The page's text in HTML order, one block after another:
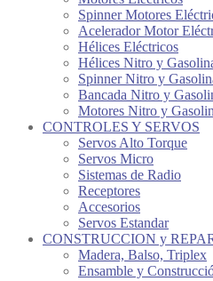
Spinner Motores
Acelerador Motor
Hélices Eléctricos
Hélices Nitro y
Spinner Nitro y
Bancada Nitro y
Motores Nitro y
CONTROLES Y SERVOS
Servos Alto Torque
Servos Micro
Sistemas de Radio
Receptores
Accesorios
Servos Estandar
CONSTRUCCION y
Madera, Balso, Triplex
Ensamble y